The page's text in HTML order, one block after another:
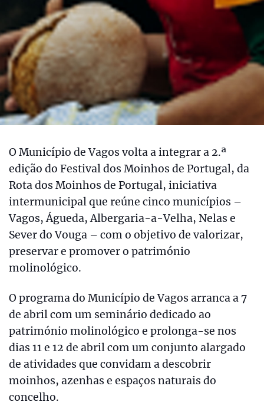
O Município de Vagos volta a integrar a 2.ª
edição do Festival dos Moinhos de Portugal, da
Rota dos Moinhos de Portugal, iniciativa
intermunicipal que reúne cinco municípios –
Vagos, Águeda, Albergaria-a-Velha, Nelas e
Sever do Vouga – com o objetivo de valorizar,
preservar e promover o património
molinológico.
O programa do Município de Vagos arranca a 7
de abril com um seminário dedicado ao
património molinológico e prolonga-se nos
dias 11 e 12 de abril com um conjunto alargado
de atividades que convidam a descobrir
moinhos, azenhas e espaços naturais do
concelho.